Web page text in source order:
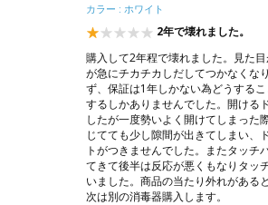
カラー : ホワイト
2年で壊れました。
購入して2年程で壊れました。見た
が急にチカチカしだしてつかなくな
ず、保証は1年しかない為どうする
するしかありませんでした。開ける
したが一度勢いよく開けてしまった
じてても少し隙間が出きてしまい、
トがつきませんでした。またタッチ
てきて後半は反応が悪くもなりタッ
いました。商品の当たり外れがある
次は別の消毒器購入します。